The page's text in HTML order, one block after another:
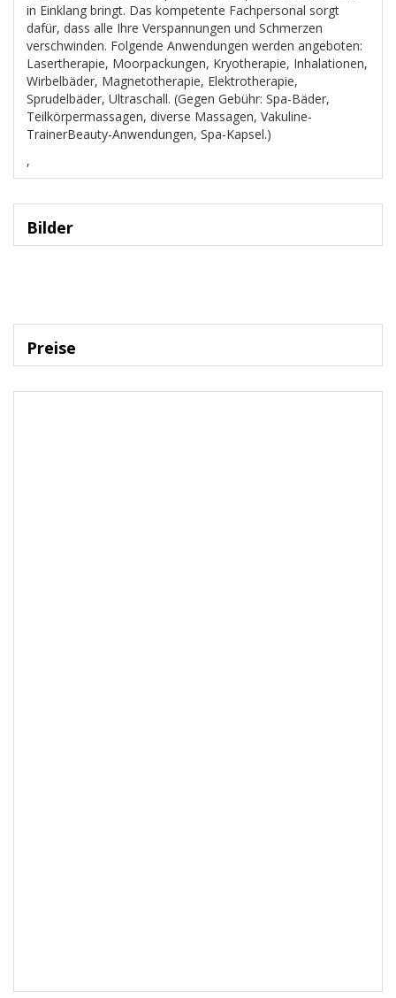
in Einklang bringt. Das kompetente Fachpersonal sorgt
dafür, dass alle Ihre Verspannungen und Schmerzen
verschwinden. Folgende Anwendungen werden angeboten:
Lasertherapie, Moorpackungen, Kryotherapie, Inhalationen,
Wirbelbäder, Magnetotherapie, Elektrotherapie,
Sprudelbäder, Ultraschall. (Gegen Gebühr: Spa-Bäder,
Teilkörpermassagen, diverse Massagen, Vakuline-
TrainerBeauty-Anwendungen, Spa-Kapsel.)
,
Bilder
Preise